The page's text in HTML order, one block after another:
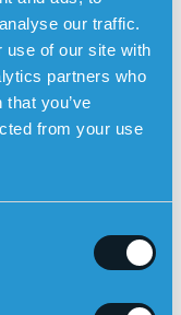
our traffic.
use of our site with
partners who
you’ve
from your use
et teknisk
med
indbygget GPS-
position på
hvis
, hvilket
brugeren, at
kan også